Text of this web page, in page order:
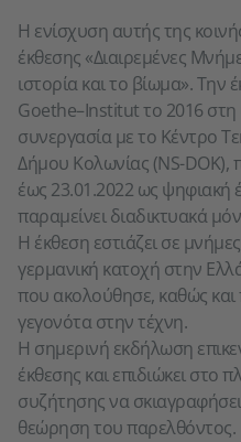
Η ενίσχυση αυτής της
έκθεσης «Διαιρεμένες
ιστορία και το βίωμα». Την
Goethe–Institut το 2016
συνεργασία με το Κέντρο
Δήμου Κολωνίας (NS-DOK),
έως 23.01.2022 ως ψηφιακή
παραμείνει διαδικτυακά
Η έκθεση εστιάζει σε
γερμανική κατοχή στην
που ακολούθησε, καθώς
γεγονότα στην τέχνη.
Η σημερινή εκδήλωση
έκθεσης και επιδιώκει στο
συζήτησης να
θεώρηση του παρελθόντος.